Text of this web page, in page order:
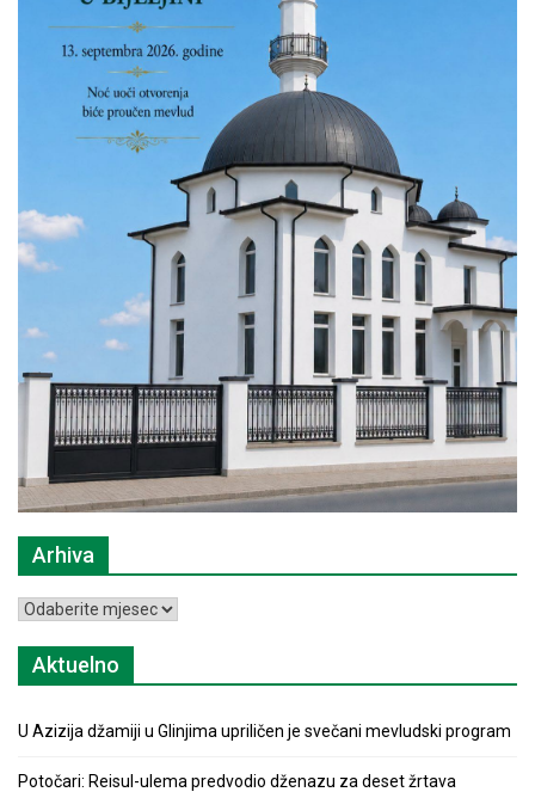
Arhiva
Arhiva
Aktuelno
U Azizija džamiji u Glinjima upriličen je svečani mevludski program
Potočari: Reisul-ulema predvodio dženazu za deset žrtava